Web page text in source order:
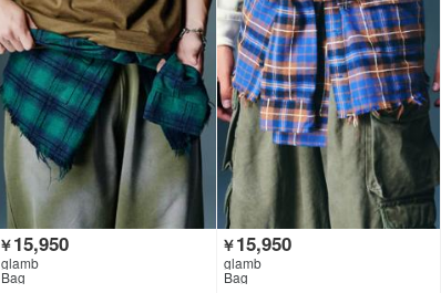
￥15,950
glamb
Bag
￥15,950
glamb
Bag